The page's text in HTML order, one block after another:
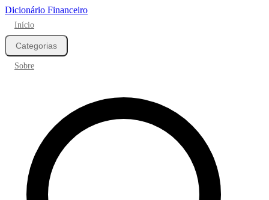
Dicionário Financeiro
Início
Categorias
Sobre